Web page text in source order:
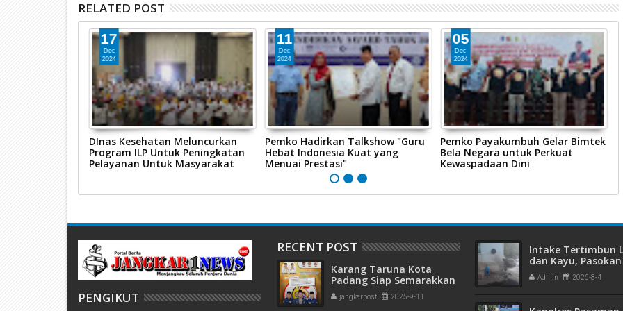
RELATED POST
17
Dec
2024
DInas Kesehatan Meluncurkan
Program ILP Untuk Peningkatan
Pelayanan Untuk Masyarakat
11
Dec
2024
Pemko Hadirkan Talkshow "Guru
Hebat Indonesia Kuat yang
Menuai Prestasi"
05
Dec
2024
Pemko Payakumbuh Gelar Bimtek
Bela Negara untuk Perkuat
Kewaspadaan Dini
PENGIKUT
RECENT POST
Karang Taruna Kota
Padang Siap Semarakkan
HUT ke-65 : Dari
Lapangan Hijau hingga
jangkarpost 2025-9-11
Intake Tertimbun
dan Kayu,
Bersih di Kota
Terganggu
Admin 2026-8-4